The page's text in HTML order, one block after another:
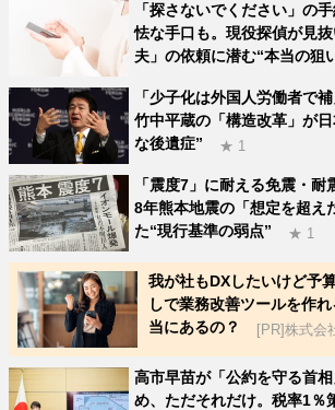
「探さないでください」の
怯な手口も。現役探偵が見
夫」の依頼に潜む“本当の狙
「少子化は外国人労働者で
竹中平蔵の「構造改革」が
な後遺症”
★ 1
「震度7」に耐える免震・
8年熊本地震の「想定を超え
た“現行基準の弱点”
★ 1
我が社もDXしたいけど予
しで業務改善ツールを作
当にあるの？
[PR]株式会
高市早苗が「公約を守る首
め、ただそれだけ。税率1％